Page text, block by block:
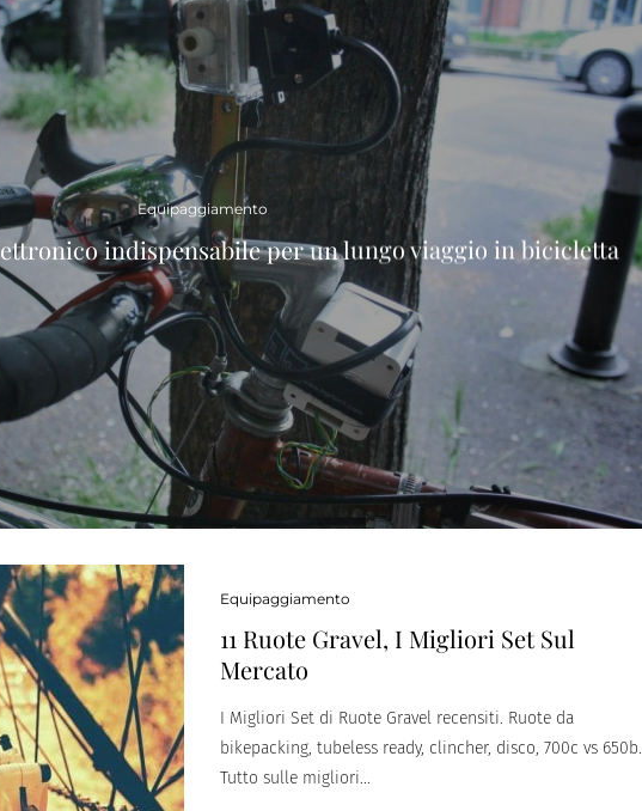
Equipaggiamento
indispensabile per un lungo viaggio in bicicletta
Equipaggiamento
11 Ruote Gravel, I Migliori Set Sul
Mercato
I Migliori Set di Ruote Gravel recensiti. Ruote da
bikepacking, tubeless ready, clincher, disco, 700c vs 650b.
Tutto sulle migliori...